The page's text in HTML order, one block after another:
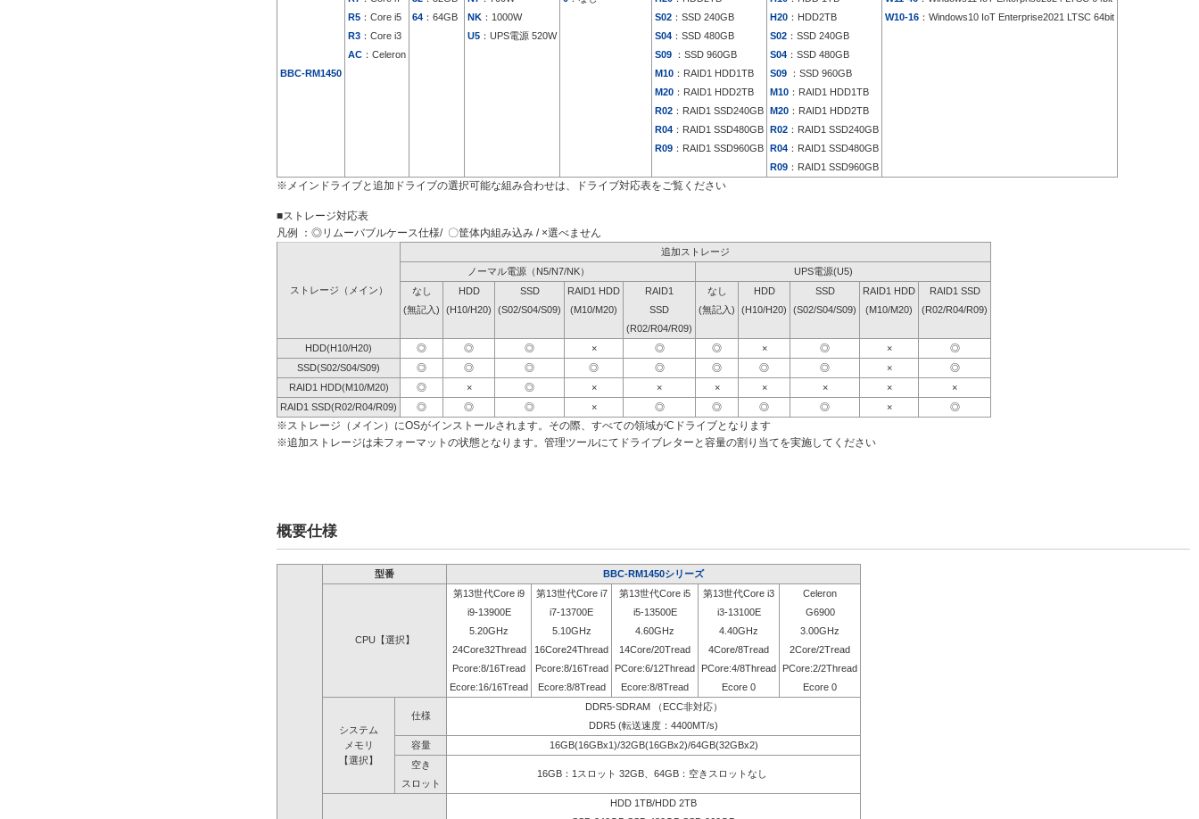
BBC-RM1450
R5 ：Core i5 64 ：64GB NK ：1000W S02 ：SSD 240GB H20 ：HDD2TB W10-16 ：Windows10 IoT Enterprise2021 LTSC 64bit
R3 ：Core i3 U5 ：UPS電源 520W S04 ：SSD 480GB S02 ：SSD 240GB
AC ：Celeron S09 ：SSD 960GB S04 ：SSD 480GB
M10 ：RAID1 HDD1TB S09 ：SSD 960GB
M20 ：RAID1 HDD2TB M10 ：RAID1 HDD1TB
R02 ：RAID1 SSD240GB M20 ：RAID1 HDD2TB
R04 ：RAID1 SSD480GB R02 ：RAID1 SSD240GB
R09 ：RAID1 SSD960GB R04 ：RAID1 SSD480GB
R09 ：RAID1 SSD960GB
※メインドライブと追加ドライブの選択可能な組み合わせは、ドライブ対応表をご覧ください
■ストレージ対応表
凡例 ：◎リムーバブルケース仕様/ 〇筐体内組み込み / ×選べません
追加ストレージ
ノーマル電源（N5/N7/NK）
UPS電源(U5)
ストレージ（メイン）
なし HDD SSD RAID1 HDD RAID1 なし HDD SSD RAID1 HDD
RAID1 SSD
(無記入)
(H10/H20) (S02/S04/S09) (M10/M20) SSD (無記入) (H10/H20) (S02/S04/S09) (M10/M20)
(R02/R04/R09)
(R02/R04/R09)
HDD(H10/H20)
◎ ◎ ◎ × ◎ ◎ × ◎ ×
◎
SSD(S02/S04/S09)
◎ ◎ ◎ ◎ ◎ ◎ ◎ ◎ ×
◎
RAID1 HDD(M10/M20)
◎ × ◎ × × × × × ×
×
RAID1 SSD(R02/R04/R09)
◎ ◎ ◎ × ◎ ◎ ◎ ◎ × ◎
※ストレージ（メイン）にOSがインストールされます。その際、すべての領域がCドライブとなります
※追加ストレージは未フォーマットの状態となります。管理ツールにてドライブレターと容量の割り当てを実施してください
概要仕様
型番 BBC-RM1450シリーズ
CPU【選択】
第13世代Core i9 第13世代Core i7 第13世代Core i5 第13世代Core i3
Celeron
i9-13900E
i7-13700E i5-13500E i3-13100E
G6900
5.20GHz
5.10GHz 4.60GHz 4.40GHz
3.00GHz
24Core32Thread
16Core24Thread 14Core/20Tread 4Core/8Tread
2Core/2Tread
Pcore:8/16Tread
Pcore:8/16Tread PCore:6/12Thread PCore:4/8Thread
PCore:2/2Thread
Ecore:16/16Tread
Ecore:8/8Tread Ecore:8/8Tread Ecore 0 Ecore 0
システム
メモリ
【選択】
仕様
DDR5-SDRAM （ECC非対応）
DDR5 (転送速度：4400MT/s)
容量
16GB(16GBx1)/32GB(16GBx2)/64GB(32GBx2)
空き
16GB：1スロット 32GB、64GB：空きスロットなし
スロット
HDD 1TB/HDD 2TB